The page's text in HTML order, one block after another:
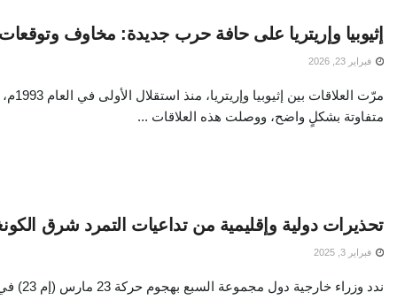
إثيوبيا وإريتريا على حافة حرب جديدة: مخاوف وتوقعات
فبراير 23, 2026
مرّت
متفاوتة بشكلٍ واضح، ووصلت هذه العلاقات ...
تحذيرات دولية وإقليمية من تداعيات التمرد شرق
فبراير 3, 2025
ندد وزراء